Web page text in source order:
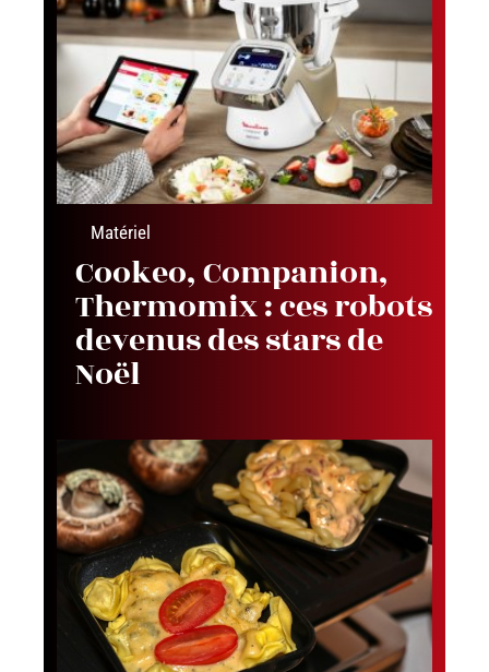
Matériel
Cookeo, Companion,
Thermomix : ces robots
devenus des stars de
Noël